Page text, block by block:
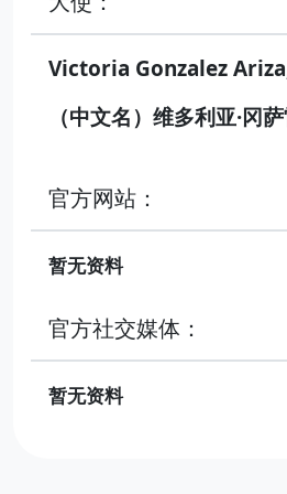
Victoria Gonzalez
（中文名）维多利亚·冈
官方网站：
暂无资料
官方社交媒体：
暂无资料